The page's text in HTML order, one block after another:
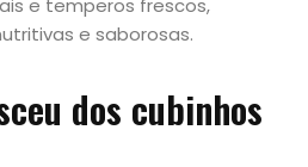
e saborosas.
dos cubinhos